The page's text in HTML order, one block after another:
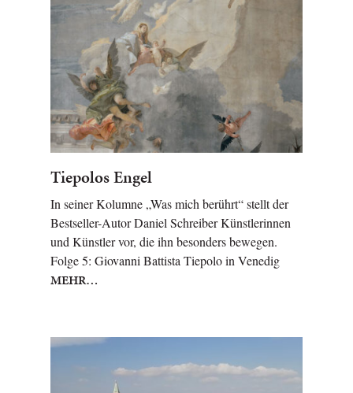
Tiepolos Engel
In seiner Kolumne „Was mich berührt“ stellt der
Bestseller-Autor Daniel Schreiber Künstlerinnen
und Künstler vor, die ihn besonders bewegen.
Folge 5: Giovanni Battista Tiepolo in Venedig
MEHR…